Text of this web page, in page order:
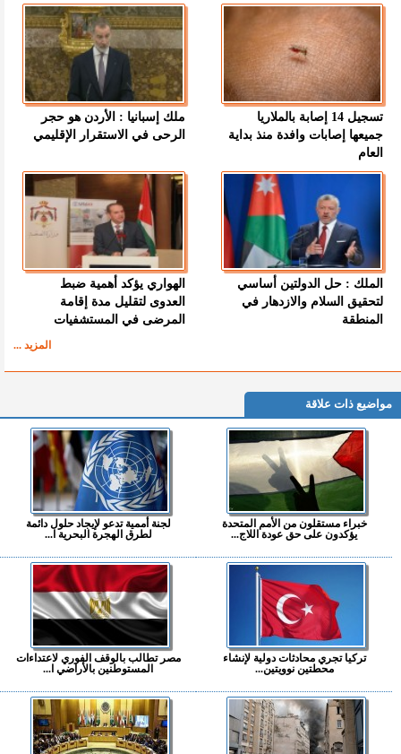
تسجيل 14 إصابة بالملاريا
جميعها إصابات وافدة منذ بداية
العام
ملك إسبانيا : الأردن هو حجر
الرحى في الاستقرار الإقليمي
الملك : حل الدولتين أساسي
لتحقيق السلام والازدهار في
المنطقة
الهواري يؤكد أهمية ضبط
العدوى لتقليل مدة إقامة
المرضى في المستشفيات
المزيد ...
مواضيع ذات علاقة
خبراء مستقلون من الأمم المتحدة
يؤكدون على حق عودة اللاج...
لجنة أممية تدعو لإيجاد حلول دائمة
لطرق الهجرة البحرية ا...
تركيا تجري محادثات دولية لإنشاء
محطتين نوويتين...
مصر تطالب بالوقف الفوري لاعتداءات
المستوطنين بالأراضي ا...